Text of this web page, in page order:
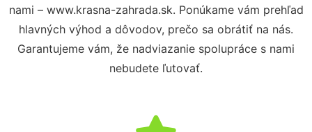
nami – www.krasna-zahrada.sk. Ponúkame vám prehľad
hlavných výhod a dôvodov, prečo sa obrátiť na nás.
Garantujeme vám, že nadviazanie spolupráce s nami
nebudete ľutovať.